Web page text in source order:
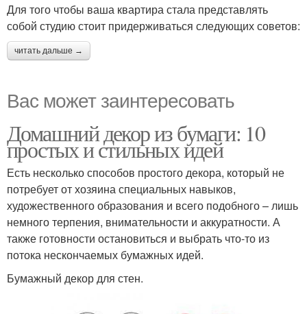
Для того чтобы ваша квартира стала представлять
собой студию стоит придерживаться следующих советов:
читать дальше →
Вас может заинтересовать
Домашний декор из бумаги: 10
простых и стильных идей
Есть несколько способов простого декора, который не
потребует от хозяина специальных навыков,
художественного образования и всего подобного – лишь
немного терпения, внимательности и аккуратности. А
также готовности остановиться и выбрать что-то из
потока нескончаемых бумажных идей.
Бумажный декор для стен.